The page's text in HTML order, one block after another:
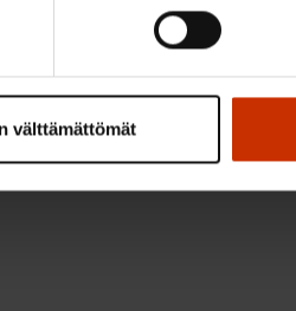
välttämättömät
Sen jälkeen viisi